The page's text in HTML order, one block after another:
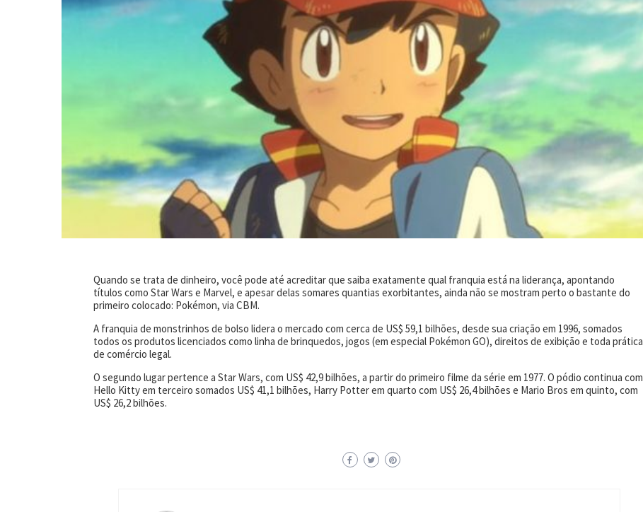
Quando se trata de dinheiro, você pode até acreditar que saiba exatamente qual franquia está na liderança, apontando
títulos como Star Wars e Marvel, e apesar delas somares quantias exorbitantes, ainda não se mostram perto o bastante do
primeiro colocado: Pokémon, via CBM.
A franquia de monstrinhos de bolso lidera o mercado com cerca de US$ 59,1 bilhões, desde sua criação em 1996, somados
todos os produtos licenciados como linha de brinquedos, jogos (em especial Pokémon GO), direitos de exibição e toda prática
de comércio legal.
O segundo lugar pertence a Star Wars, com US$ 42,9 bilhões, a partir do primeiro filme da série em 1977. O pódio continua com
Hello Kitty em terceiro somados US$ 41,1 bilhões, Harry Potter em quarto com US$ 26,4 bilhões e Mario Bros em quinto, com
US$ 26,2 bilhões.